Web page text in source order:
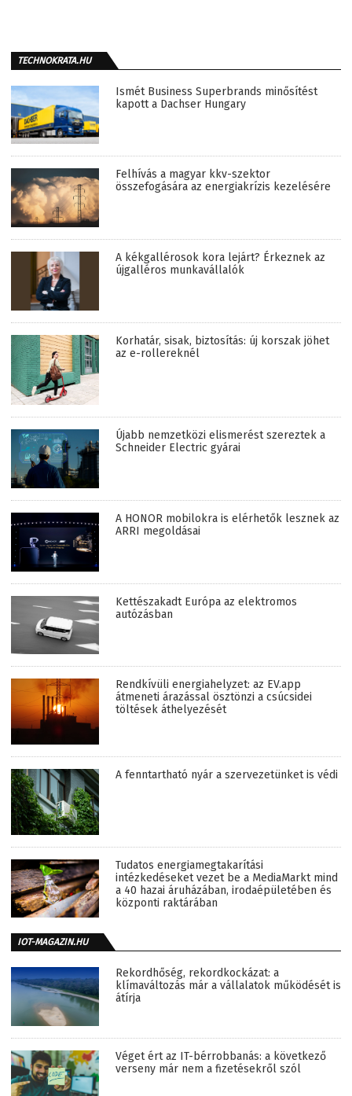
TECHNOKRATA.HU
Ismét Business Superbrands minősítést
kapott a Dachser Hungary
Felhívás a magyar kkv-szektor
összefogására az energiakrízis kezelésére
A kékgallérosok kora lejárt? Érkeznek az
újgalléros munkavállalók
Korhatár, sisak, biztosítás: új korszak jöhet
az e-rollereknél
Újabb nemzetközi elismerést szereztek a
Schneider Electric gyárai
A HONOR mobilokra is elérhetők lesznek az
ARRI megoldásai
Kettészakadt Európa az elektromos
autózásban
Rendkívüli energiahelyzet: az EV.app
átmeneti árazással ösztönzi a csúcsidei
töltések áthelyezését
A fenntartható nyár a szervezetünket is védi
Tudatos energiamegtakarítási
intézkedéseket vezet be a MediaMarkt mind
a 40 hazai áruházában, irodaépületében és
központi raktárában
IOT-MAGAZIN.HU
Rekordhőség, rekordkockázat: a
klímaváltozás már a vállalatok működését is
átírja
Véget ért az IT-bérrobbanás: a következő
verseny már nem a fizetésekről szól